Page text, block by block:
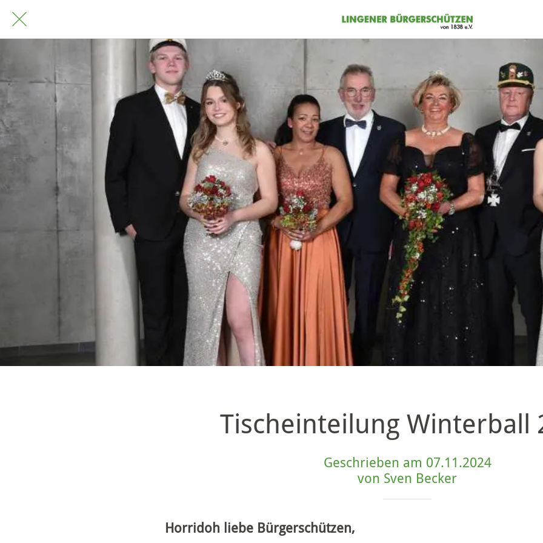
Tischeinteilung Winterball
Geschrieben am 07.11.2024
von Sven Becker
Horridoh liebe Bürgerschützen,